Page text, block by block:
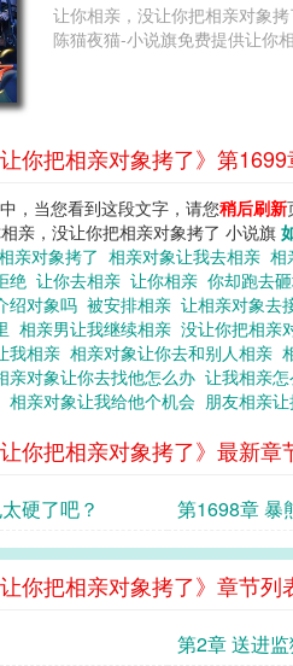
让你相亲，没让你把相亲对象
陈猫夜猫-小说旗免费提供让你
你把相亲对象拷了》第
，当您看到这段文字，请您稍后刷新
亲，没让你把相亲对象拷了 小说旗
亲对象拷了 相亲对象让我去相亲 相
绝 让你去相亲 让你相亲 你却跑去
绍对象吗 被安排相亲 让相亲对象去
相亲男让我继续相亲 没让你把相亲
我相亲 相亲对象让你去和别人相亲
亲对象让你去找他怎么办 让我相亲
相亲对象让我给他个机会 朋友相亲
你把相亲对象拷了》最新章
硬了吧？ 第1698章 暴
你把相亲对象拷了》章节列
第2章 送进监